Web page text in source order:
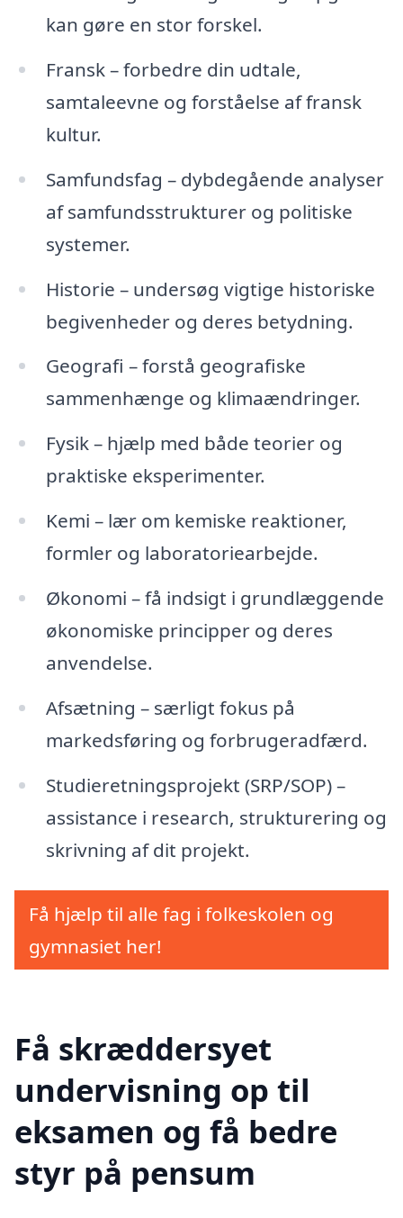
kan gøre en stor forskel.
Fransk – forbedre din udtale,
samtaleevne og forståelse af fransk
kultur.
Samfundsfag – dybdegående analyser
af samfundsstrukturer og politiske
systemer.
Historie – undersøg vigtige historiske
begivenheder og deres betydning.
Geografi – forstå geografiske
sammenhænge og klimaændringer.
Fysik – hjælp med både teorier og
praktiske eksperimenter.
Kemi – lær om kemiske reaktioner,
formler og laboratoriearbejde.
Økonomi – få indsigt i grundlæggende
økonomiske principper og deres
anvendelse.
Afsætning – særligt fokus på
markedsføring og forbrugeradfærd.
Studieretningsprojekt (SRP/SOP) –
assistance i research, strukturering og
skrivning af dit projekt.
Få hjælp til alle fag i folkeskolen og
gymnasiet her!
Få skræddersyet
undervisning op til
eksamen og få bedre
styr på pensum